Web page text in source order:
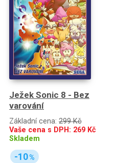
Ježek Sonic 8 - Bez
varování
Základní cena: 299 Kč
Vaše cena s DPH: 269 Kč
Skladem
-10%